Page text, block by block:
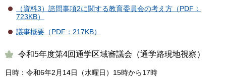
（資料3）諮問事項2に関する教育委員会の考え方（PDF：
723KB）
議事概要（PDF：217KB）
令和5年度第4回通学区域審議会（通学路現地視察）
日時：令和6年2月14日（水曜日）15時から17時